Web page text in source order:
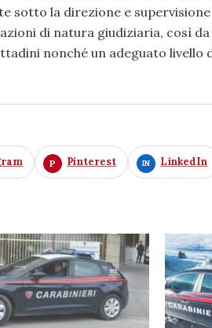
sotto la direzione e
di natura giudiziaria, così
nonché un adeguato livello
Pinterest LinkedIn